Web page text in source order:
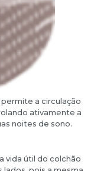
a circulação
ativamente a
noites de sono.
vida útil do colchão